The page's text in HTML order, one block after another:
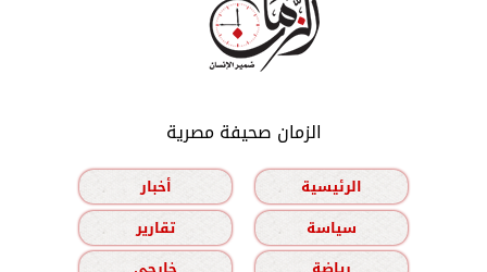
الزمان صحيفة مصرية
الرئيسية
أخبار
سياسة
تقارير